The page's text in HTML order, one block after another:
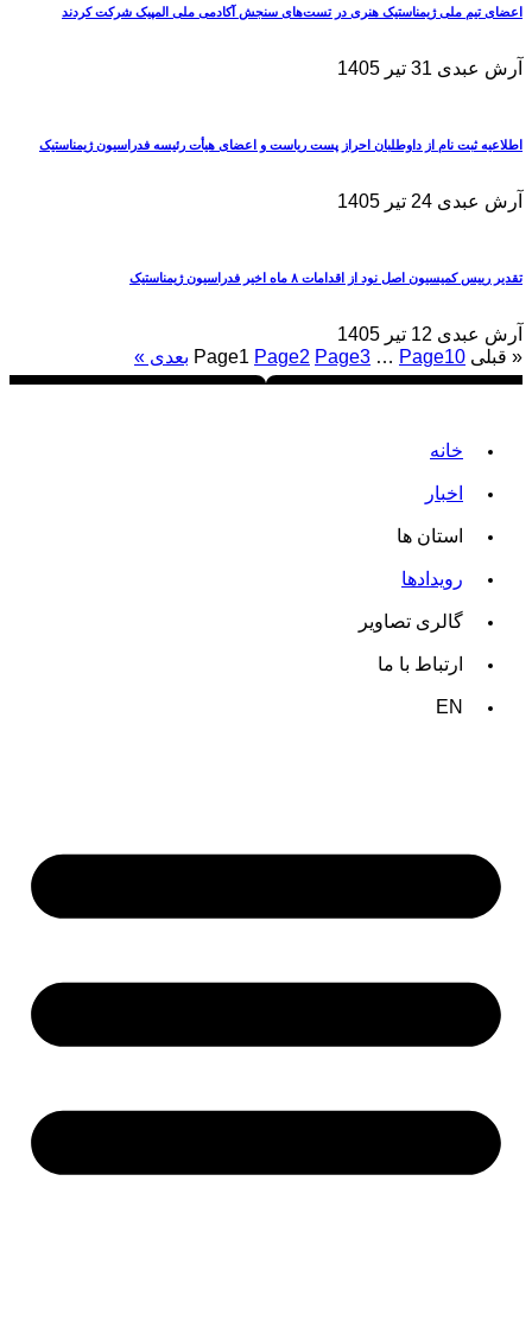
اعضای تیم ملی ژیمناستیک هنری در تست‌های سنجش آکادمی ملی المپیک شرکت کردند
آرش عبدی 31 تیر 1405
اطلاعیه ثبت نام از داوطلبان احراز پست ریاست و اعضای هیأت رئیسه فدراسیون ژیمناستیک
آرش عبدی 24 تیر 1405
تقدیر رییس کمیسیون اصل نود از اقدامات ۸ ماه اخیر فدراسیون ژیمناستیک
آرش عبدی 12 تیر 1405
« قبلی
Page1 Page2 Page3 … Page10 بعدی »
خانه
اخبار
استان ها
رویدادها
گالری تصاویر
ارتباط با ما
EN